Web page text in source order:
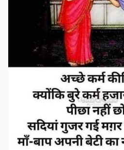
हमेशा एकादशी याद रखने वाले,
लोग, भगवान पर प्रचंड विश्वास रखने
पुरानी चप्पल, बनियान, चश्मे वाले।
गर्मियों में अचार पापड़ बनाने वाले, घर
करने वाले और हमेशा देशी टमाटर, बैंगन,
नज़र उतारने वाले।
क्या आप जानते हैं कि ये सभी लोग धीरे
हैं।
क्या आपके घर में भी ऐसा कोई है? यदि
अन्यथा एक महत्वपूर्ण सीख, उनके साथ
जीवन, सादगीपूर्ण जीवन, प्रेरणा देने
रहित जीवन, धर्म सम्मत मार्ग पर चलने
करने वाला आत्मीय जीवन।
आपके परिवार में जो भी बडे हों, उनको
तथा प्यार दीजिये ।।
संस्कार ही
अपराध रोक सकते हैं